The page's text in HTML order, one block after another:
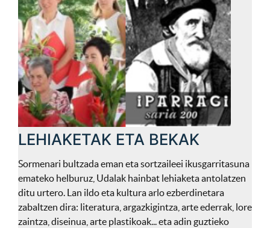
LEHIAKETAK ETA BEKAK
Sormenari bultzada eman eta sortzaileei ikusgarritasuna
emateko helburuz, Udalak hainbat lehiaketa antolatzen
ditu urtero. Lan ildo eta kultura arlo ezberdinetara
zabaltzen dira: literatura, argazkigintza, arte ederrak, lore
zaintza, diseinua, arte plastikoak... eta adin guztieko